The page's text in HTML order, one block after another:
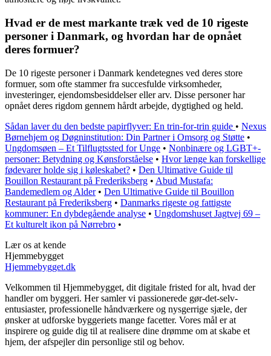
Hvad er de mest markante træk ved de 10 rigeste
personer i Danmark, og hvordan har de opnået
deres formuer?
De 10 rigeste personer i Danmark kendetegnes ved deres store
formuer, som ofte stammer fra succesfulde virksomheder,
investeringer, ejendomsbesiddelser eller arv. Disse personer har
opnået deres rigdom gennem hårdt arbejde, dygtighed og held.
Sådan laver du den bedste papirflyver: En trin-for-trin guide • Nexus
Børnehjem og Døgninstitution: Din Partner i Omsorg og Støtte •
Ungdomsøen – Et Tilflugtssted for Unge • Nonbinære og LGBT+-
personer: Betydning og Kønsforståelse • Hvor længe kan forskellige
fødevarer holde sig i køleskabet? • Den Ultimative Guide til
Bouillon Restaurant på Frederiksberg • Abud Mustafa:
Bandemedlem og Alder• Den Ultimative Guide til Bouillon
Restaurant på Frederiksberg • Danmarks rigeste og fattigste
kommuner: En dybdegående analyse • Ungdomshuset Jagtvej 69 –
Et kulturelt ikon på Nørrebro •
Lær os at kende
Hjemmebygget
Hjemmebygget.dk
Velkommen til Hjemmebygget, dit digitale fristed for alt, hvad der
handler om byggeri. Her samler vi passionerede gør-det-selv-
entusiaster, professionelle håndværkere og nysgerrige sjæle, der
ønsker at udforske byggeriets mange facetter. Vores mål er at
inspirere og guide dig til at realisere dine drømme om at skabe et
hjem, der afspejler din personlige stil og behov.